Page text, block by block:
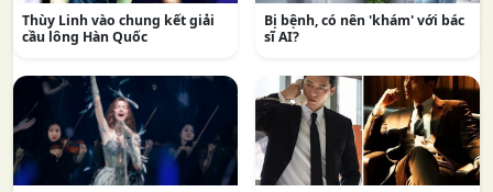
Thùy Linh vào chung kết giải
cầu lông Hàn Quốc
Bị bệnh, có nên 'khám' với bác
sĩ AI?